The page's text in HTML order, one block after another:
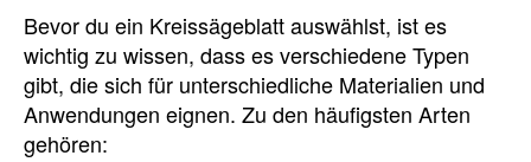
Bevor du ein Kreissägeblatt auswählst, ist es
wichtig zu wissen, dass es verschiedene Typen
gibt, die sich für unterschiedliche Materialien und
Anwendungen eignen. Zu den häufigsten Arten
gehören: